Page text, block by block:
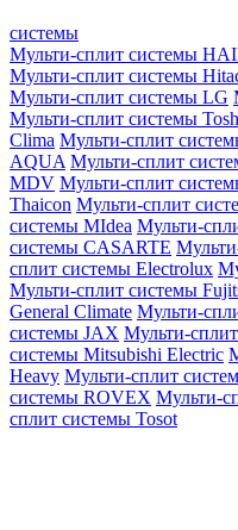
системы
Мульти-сплит системы
Мульти-сплит системы
Мульти-сплит системы LG
Мульти-сплит системы
Clima Мульти-сплит
AQUA Мульти-сплит
MDV Мульти-сплит
Thaicon Мульти-сплит
системы MIdea Мульти-
системы CASARTE
сплит системы Electrolux
Мульти-сплит системы
General Climate Мульти-
системы JAX Мульти-
системы Mitsubishi Electric
Heavy Мульти-сплит
системы ROVEX Мульти-
сплит системы Tosot